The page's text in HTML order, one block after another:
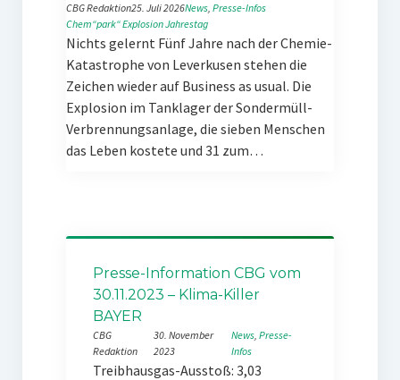
CBG Redaktion25. Juli 2026News, Presse-Infos
Chem“park“ExplosionJahrestag
Nichts gelernt Fünf Jahre nach der Chemie-
Katastrophe von Leverkusen stehen die
Zeichen wieder auf Business as usual. Die
Explosion im Tanklager der Sondermüll-
Verbrennungsanlage, die sieben Menschen
das Leben kostete und 31 zum…
Presse-Information CBG vom
30.11.2023 – Klima-Killer
BAYER
CBG
Redaktion
30. November
2023
News, Presse-
Infos
Treibhausgas-Ausstoß: 3,03